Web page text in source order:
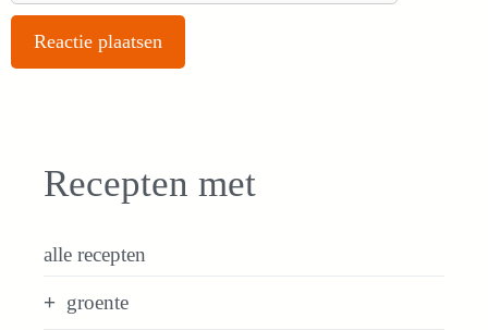
Recepten met
alle recepten
groente